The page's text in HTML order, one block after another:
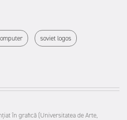
soviet logos
în grafică (Universitatea de Arte,